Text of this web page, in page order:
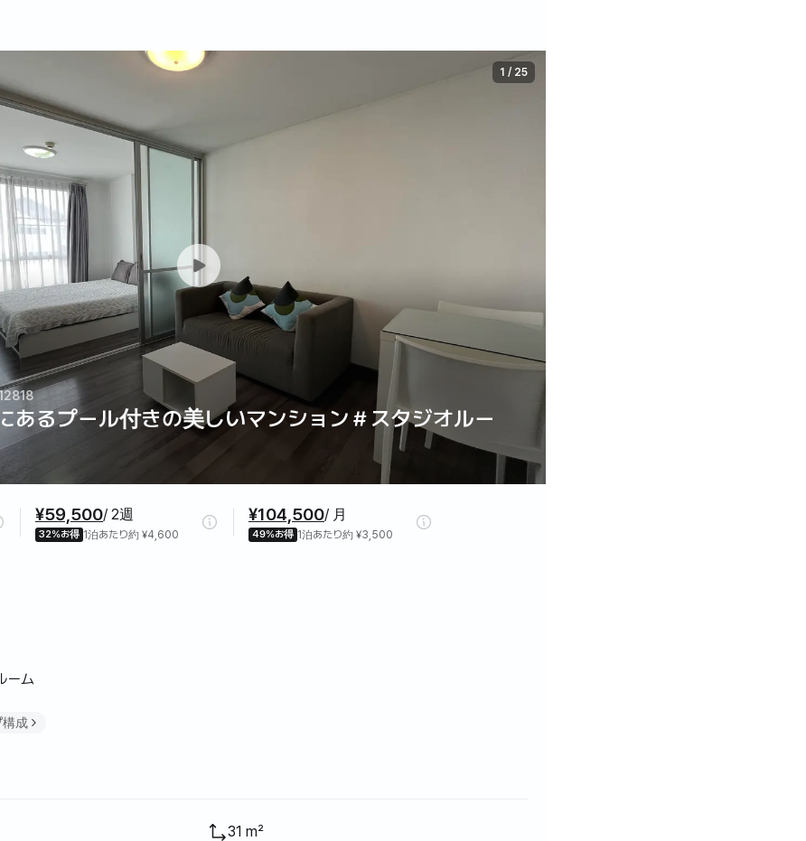
あるプール付きの美しいマンション＃スタジオルー
1 / 25
¥59,500/ 2週
32%お得 1泊あたり約 ¥4,600
¥104,500/ 月
49%お得 1泊あたり約 ¥3,500
ーム
構成
31 m²